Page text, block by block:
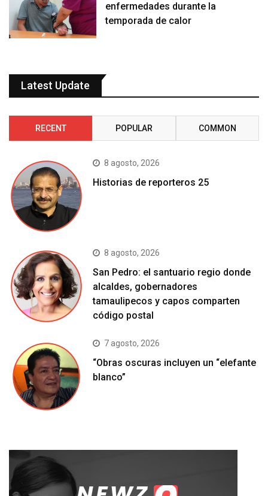
enfermedades durante la
temporada de calor
Latest Update
RECENT POPULAR COMMON
8 agosto, 2026
Historias de reporteros 25
8 agosto, 2026
San Pedro: el santuario regio donde
alcaldes, gobernadores
tamaulipecos y capos comparten
código postal
7 agosto, 2026
“Obras oscuras incluyen un “elefante
blanco”